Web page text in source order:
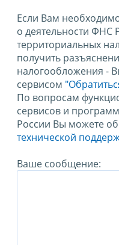
Если Вам
о деятельности ФНС
территориальных
получить
налогообложения -
сервисом
По вопросам
сервисов и
России Вы можете
технической
Ваше сообщение: